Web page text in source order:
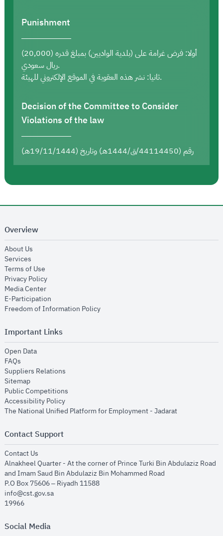
Punishment
أولا: فرض غرامة على (بلدية الواديين) بمبلغ قدره (20,000)
ريال سعودي.
ثانيا: نشر هذه العقوبة في الموقع الإلكتروني للهيئة.
Decision of the Committee to Consider
Violations of the law
رقم (44114450/ق/1444هـ) وتاريخ (19/11/1444هـ)
Overview
About Us
Services
Terms of Use
Privacy Policyopens in new window
Media Centeropens in new window
E-Participation
Freedom of Information Policyopens in new window
Important Links
Open Dataopens in new window
FAQs
Suppliers Relations
Sitemapopens in new window
Public Competitions
Accessibility Policyopens in new window
The National Unified Platform for Employment - Jadaratopens in new
Contact Support
Contact Us
Alnakheel Quarter - At the corner of Prince Turki Bin Abdulaziz Road
and Imam Saud Bin Abdulaziz Bin Mohammed Road​
P.O Box 75606 – Riyadh 11588
info@cst.gov.sa
19966
Social Media